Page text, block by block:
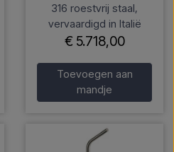
316 roestvrij staal,
vervaardigd in Italië
€ 5.718,00
Toevoegen aan
mandje